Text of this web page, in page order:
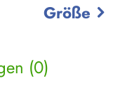
Größe
(0)